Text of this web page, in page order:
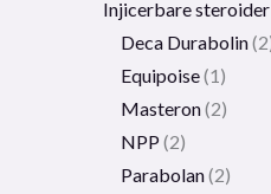
Injicerbare steroider
Deca Durabolin 2
Equipoise 1
Masteron 2
NPP 2
Parabolan 2